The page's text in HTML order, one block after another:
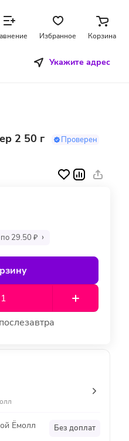
Избранное Корзина
Укажите адрес
2 50 г
Проверен
29.50 ₽
Ёмолл Без доплат